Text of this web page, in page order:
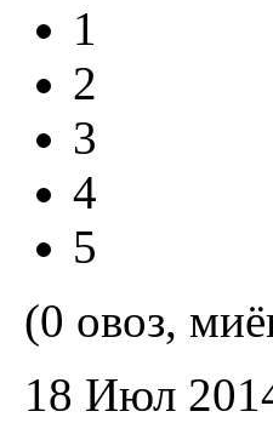
1
2
3
4
5
(0 овоз,
18 Июл